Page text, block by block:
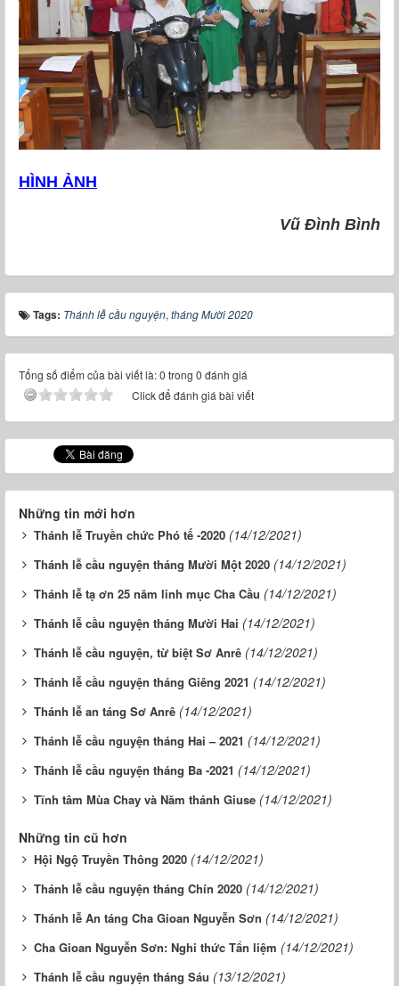
HÌNH ẢNH
Vũ Đình Bình
Tags: Thánh lễ cầu nguyện, tháng Mười 2020
Tổng số điểm của bài viết là: 0 trong 0 đánh giá
Click để đánh giá bài viết
Những tin mới hơn
Thánh lễ Truyền chức Phó tế -2020 (14/12/2021)
Thánh lễ cầu nguyện tháng Mười Một 2020 (14/12/2021)
Thánh lễ tạ ơn 25 năm linh mục Cha Cầu (14/12/2021)
Thánh lễ cầu nguyện tháng Mười Hai (14/12/2021)
Thánh lễ cầu nguyện, từ biệt Sơ Anrê (14/12/2021)
Thánh lễ cầu nguyện tháng Giêng 2021 (14/12/2021)
Thánh lễ an táng Sơ Anrê (14/12/2021)
Thánh lễ cầu nguyện tháng Hai – 2021 (14/12/2021)
Thánh lễ cầu nguyện tháng Ba -2021 (14/12/2021)
Tĩnh tâm Mùa Chay và Năm thánh Giuse (14/12/2021)
Những tin cũ hơn
Hội Ngộ Truyền Thông 2020 (14/12/2021)
Thánh lễ cầu nguyện tháng Chín 2020 (14/12/2021)
Thánh lễ An táng Cha Gioan Nguyễn Sơn (14/12/2021)
Cha Gioan Nguyễn Sơn: Nghi thức Tẩn liệm (14/12/2021)
Thánh lễ cầu nguyện tháng Sáu (13/12/2021)